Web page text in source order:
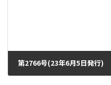
第2766号(23年6月5日発行)